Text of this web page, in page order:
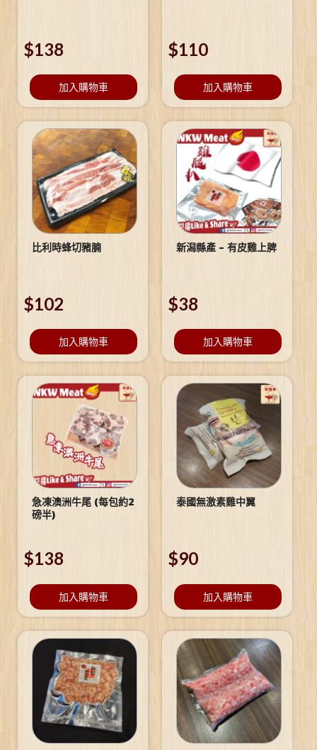
$138
加入購物車
$110
加入購物車
比利時蜂切豬腩
$102
加入購物車
新潟縣產 – 有皮雞上脾
$38
加入購物車
急凍澳洲牛尾 (每包約2
磅半)
$138
加入購物車
泰國無激素雞中翼
$90
加入購物車